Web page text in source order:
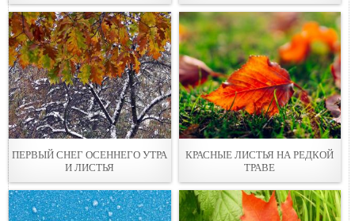
ПЕРВЫЙ СНЕГ ОСЕННЕГО УТРА
И ЛИСТЬЯ
КРАСНЫЕ ЛИСТЬЯ НА РЕДКОЙ
ТРАВЕ